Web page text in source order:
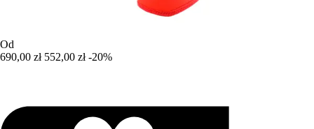
Od
690,00 zł 552,00 zł -20%